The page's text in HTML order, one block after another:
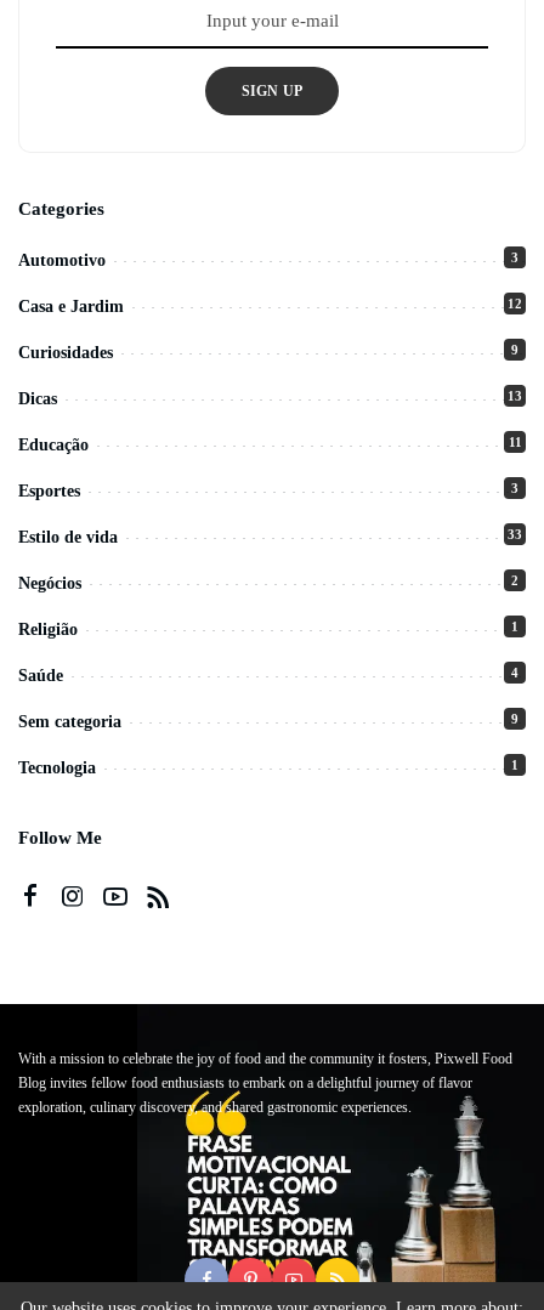
SIGN UP
Categories
Automotivo 3
Casa e Jardim 12
Curiosidades 9
Dicas 13
Educação 11
Esportes 3
Estilo de vida 33
Negócios 2
Religião 1
Saúde 4
Sem categoria 9
Tecnologia 1
Follow Me
With a mission to celebrate the joy of food and the community it fosters, Pixwell Food
Blog invites fellow food enthusiasts to embark on a delightful journey of flavor
exploration, culinary discovery, and shared gastronomic experiences.